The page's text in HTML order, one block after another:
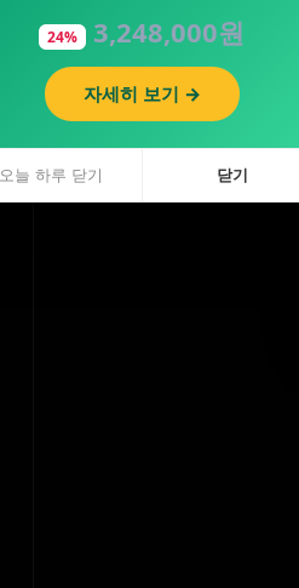
24% 3,248,000원
자세히 보기 →
오늘 하루 닫기 닫기